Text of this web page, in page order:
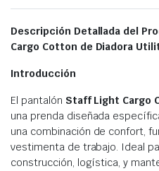
Descripción Detallada del
Cargo Cotton de Diadora
Introducción
El pantalón Staff Light Cargo
una prenda diseñada
una combinación de confort,
vestimenta de trabajo. Ideal
construcción, logística, y